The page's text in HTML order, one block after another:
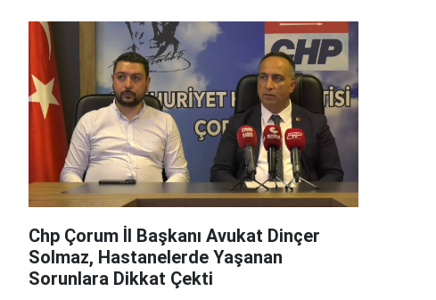
Chp Çorum İl Başkanı Avukat Dinçer
Solmaz, Hastanelerde Yaşanan
Sorunlara Dikkat Çekti